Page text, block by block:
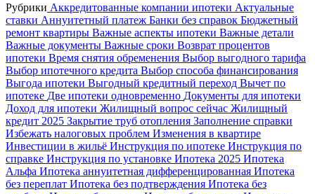
Рубрики Аккредитованные компании ипотеки Актуальные
ставки Аннуитетный платеж Банки без справок Бюджетный
ремонт квартиры Важные аспекты ипотеки Важные детали
Важные документы Важные сроки Возврат процентов
ипотеки Время снятия обременения Выбор выгодного тарифа
Выбор ипотечного кредита Выбор способа финансирования
Выгода ипотеки Выгодный кредитный переход Вычет по
ипотеке Две ипотеки одновременно Документы для ипотеки
Доход для ипотеки Жилищный вопрос сейчас Жилищный
кредит 2025 Закрытие труб отопления Заполнение справки
Избежать налоговых проблем Изменения в квартире
Инвестиции в жильё Инструкция по ипотеке Инструкция по
справке Инструкция по установке Ипотека 2025 Ипотека
Альфа Ипотека аннуитетная дифференцированная Ипотека
без переплат Ипотека без подтверждения Ипотека без